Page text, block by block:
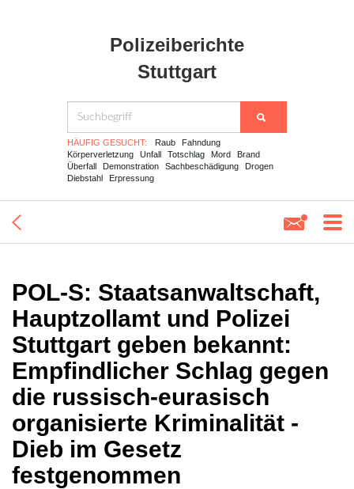
Polizeiberichte
Stuttgart
HÄUFIG GESUCHT: Raub
Fahndung
Körperverletzung
Unfall Totschlag Mord
Brand
Überfall
Demonstration Sachbeschädigung
Drogen
Diebstahl
Erpressung
POL-S: Staatsanwaltschaft,
Hauptzollamt und Polizei
Stuttgart geben bekannt:
Empfindlicher Schlag gegen
die russisch-eurasisch
organisierte Kriminalität -
Dieb im Gesetz
festgenommen